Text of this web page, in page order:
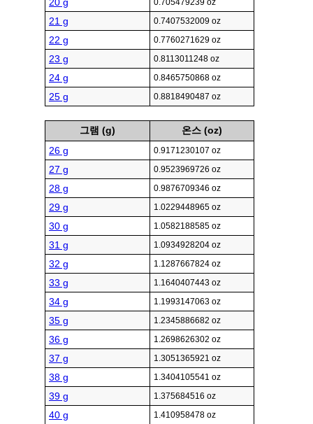
0.705479239 oz
21 g 0.7407532009 oz
22 g 0.7760271629 oz
23 g 0.8113011248 oz
24 g 0.8465750868 oz
25 g 0.8818490487 oz
그램 (g)
온스 (oz)
26 g
0.9171230107 oz
27 g 0.9523969726 oz
28 g 0.9876709346 oz
29 g 1.0229448965 oz
30 g 1.0582188585 oz
31 g 1.0934928204 oz
32 g 1.1287667824 oz
33 g 1.1640407443 oz
34 g 1.1993147063 oz
35 g 1.2345886682 oz
36 g 1.2698626302 oz
37 g 1.3051365921 oz
38 g 1.3404105541 oz
39 g 1.375684516 oz
40 g 1.410958478 oz